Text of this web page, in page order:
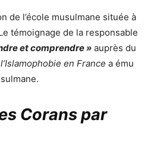
de l’école musulmane située à
témoignage de la responsable
et comprendre » auprès du
en France a ému
Corans par